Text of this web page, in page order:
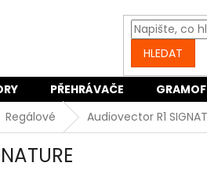
HLEDAT
PŘEHRÁVAČE
Regálové Audiovector R1